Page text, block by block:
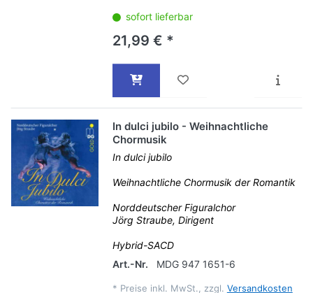
sofort lieferbar
21,99 € *
In dulci jubilo - Weihnachtliche
Chormusik
In dulci jubilo
Weihnachtliche Chormusik der Romantik
Norddeutscher Figuralchor
Jörg Straube, Dirigent
Hybrid-SACD
Art.-Nr.
MDG 947 1651-6
* Preise inkl. MwSt., zzgl. Versandkosten